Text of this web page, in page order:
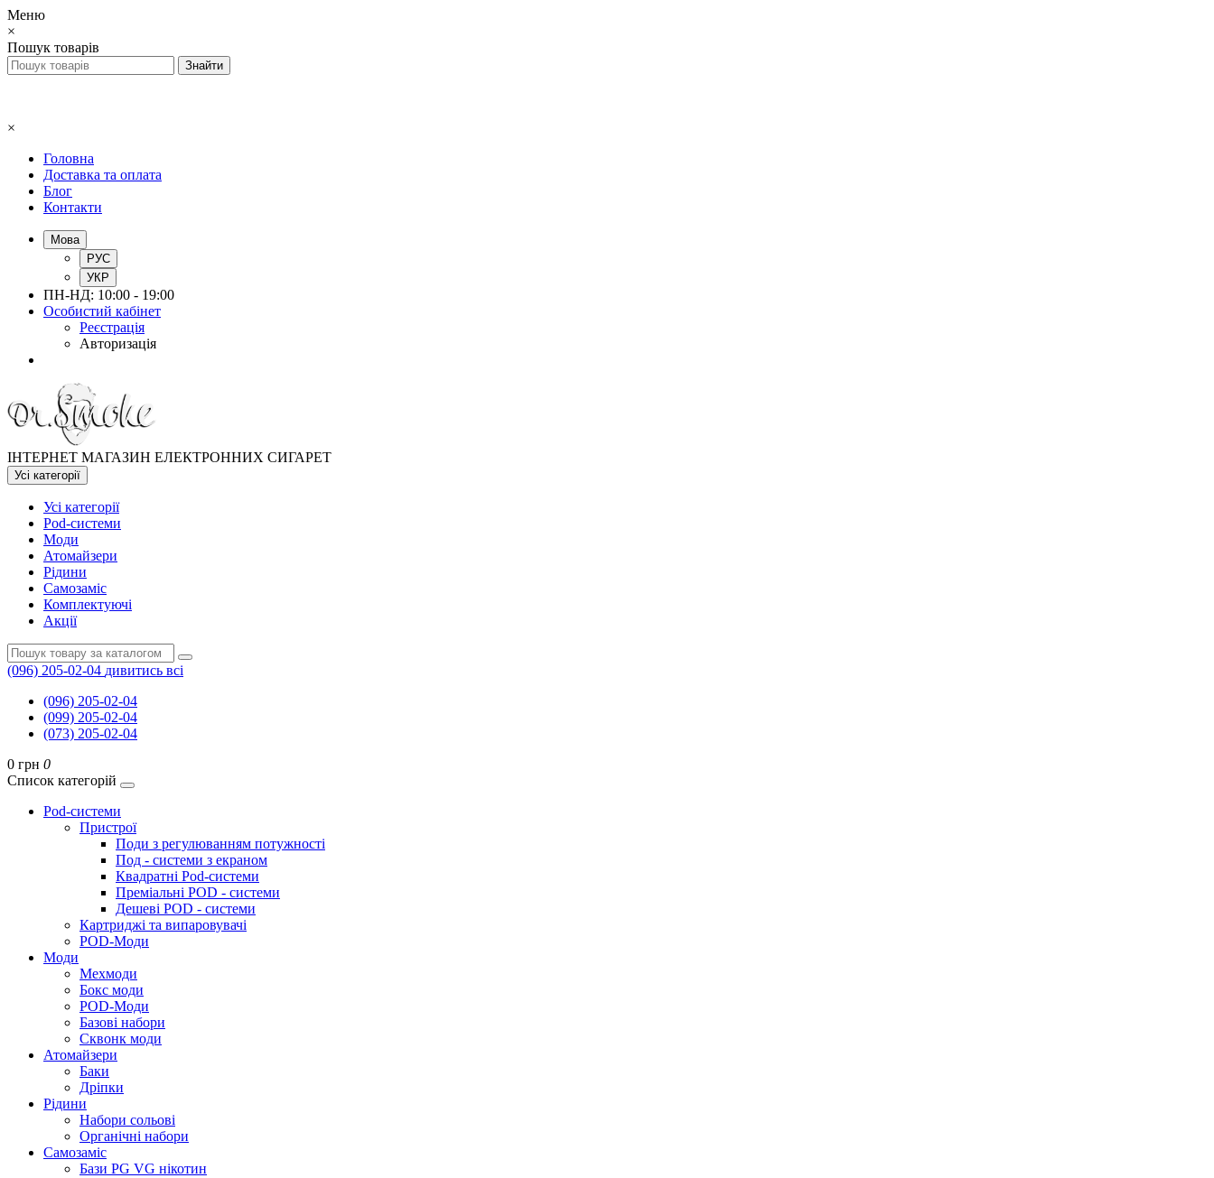
Меню
×
Пошук товарів
×
Головна
Доставка та оплата
Блог
Контакти
Мова
РУС
УКР
ПН-НД: 10:00 - 19:00
Особистий кабінет
Реєстрація
Авторизація
ІНТЕРНЕТ МАГАЗИН ЕЛЕКТРОННИХ СИГАРЕТ
Усі категорії
Усі категорії
Pod-системи
Моди
Атомайзери
Рідини
Самозаміс
Комплектуючі
Акції
(096) 205-02-04 дивитись всі
(096) 205-02-04
(099) 205-02-04
(073) 205-02-04
0 грн 0
Список категорій
Pod-системи
Пристрої
Поди з регулюванням потужності
Под - системи з екраном
Квадратні Pod-системи
Преміальні POD - системи
Дешеві POD - системи
Картриджі та випаровувачі
POD-Моди
Моди
Мехмоди
Бокс моди
POD-Моди
Базові набори
Сквонк моди
Атомайзери
Баки
Дріпки
Рідини
Набори сольові
Органічні набори
Самозаміс
Бази PG VG нікотин